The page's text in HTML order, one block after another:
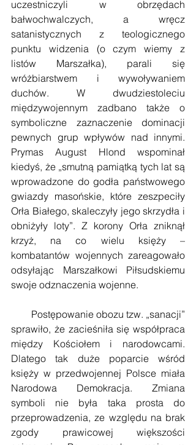
uczestniczyli w obrzędach
bałwochwalczych, a wręcz
satanistycznych z teologicznego
punktu widzenia (o czym wiemy z
listów Marszałka), parali się
wróżbiarstwem i wywoływaniem
duchów. W dwudziestoleciu
międzywojennym zadbano także o
symboliczne zaznaczenie dominacji
pewnych grup wpływów nad innymi.
Prymas August Hlond wspominał
kiedyś, że „smutną pamiątką tych lat są
wprowadzone do godła państwowego
gwiazdy masońskie, które zeszpeciły
Orła Białego, skaleczyły jego skrzydła i
obniżyły loty”. Z korony Orła zniknął
krzyż, na co wielu księży –
kombatantów wojennych zareagowało
odsyłając Marszałkowi Piłsudskiemu
swoje odznaczenia wojenne.
sprawiło, że zacieśniła się współpraca
między Kościołem i narodowcami.
Dlatego tak duże poparcie wśród
księży w przedwojennej Polsce miała
Narodowa Demokracja. Zmiana
symboli nie była taka prosta do
przeprowadzenia, ze względu na brak
zgody prawicowej większości